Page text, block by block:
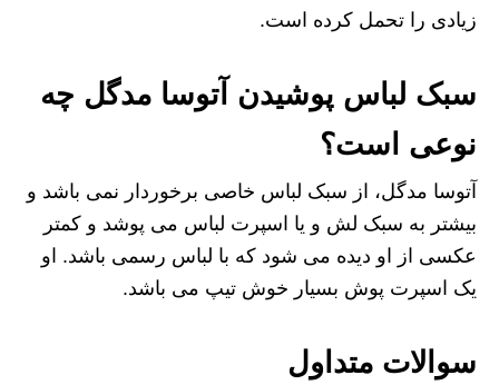
زیادی را تحمل کرده است.
سبک لباس پوشیدن آتوسا مدگل چه
نوعی است؟
آتوسا مدگل، از سبک لباس خاصی برخوردار نمی باشد و
بیشتر به سبک لش و یا اسپرت لباس می پوشد و کمتر
عکسی از او دیده می شود که با لباس رسمی باشد. او
یک اسپرت پوش بسیار خوش تیپ می باشد.
سوالات متداول